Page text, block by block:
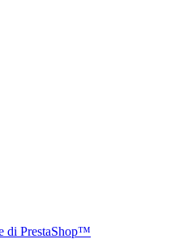
di PrestaShop™